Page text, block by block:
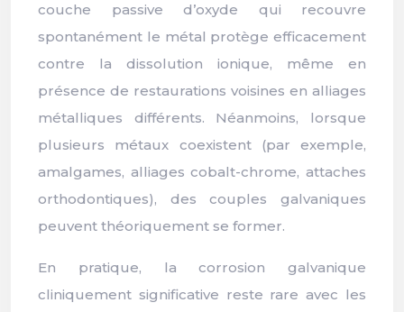
couche passive d’oxyde qui recouvre
spontanément le métal protège efficacement
contre la dissolution ionique, même en
présence de restaurations voisines en alliages
métalliques différents. Néanmoins, lorsque
plusieurs métaux coexistent (par exemple,
amalgames, alliages cobalt-chrome, attaches
orthodontiques), des couples galvaniques
peuvent théoriquement se former.
En pratique, la corrosion galvanique
cliniquement significative reste rare avec les